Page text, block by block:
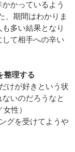
かっているよう
、期間はわかりま
多い結果となり
て相手への辛い
整理する
けが好きという状
いのだろうなと
性）
グを受けてようや